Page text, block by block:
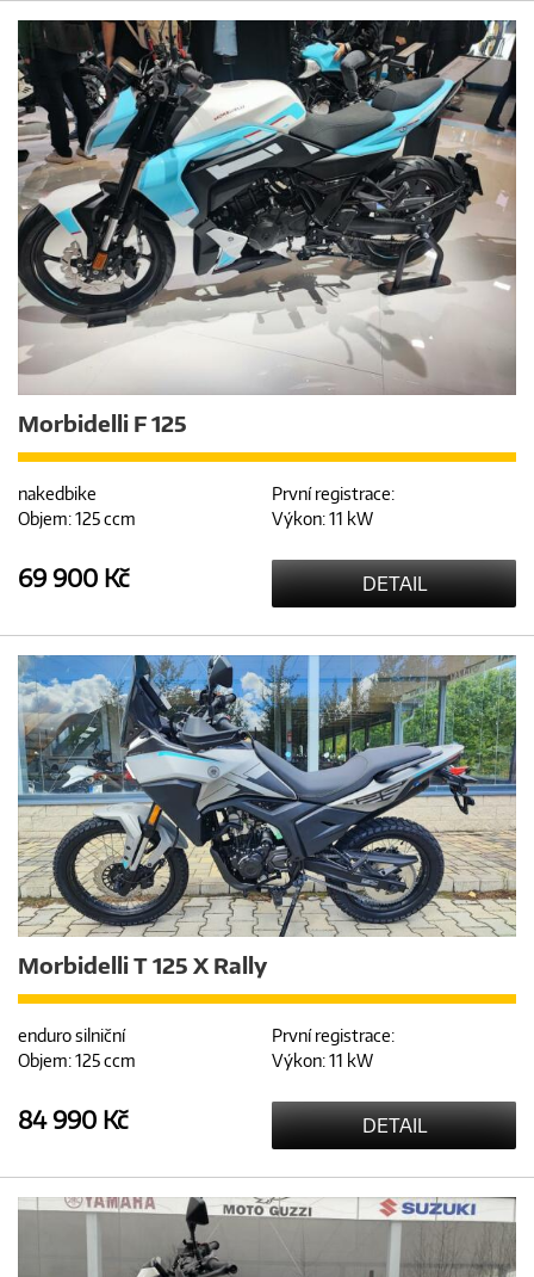
Morbidelli F 125
nakedbike
První registrace:
Objem: 125 ccm
Výkon: 11 kW
69 900 Kč DETAIL
Morbidelli T 125 X Rally
enduro silniční
První registrace:
Objem: 125 ccm
Výkon: 11 kW
84 990 Kč DETAIL